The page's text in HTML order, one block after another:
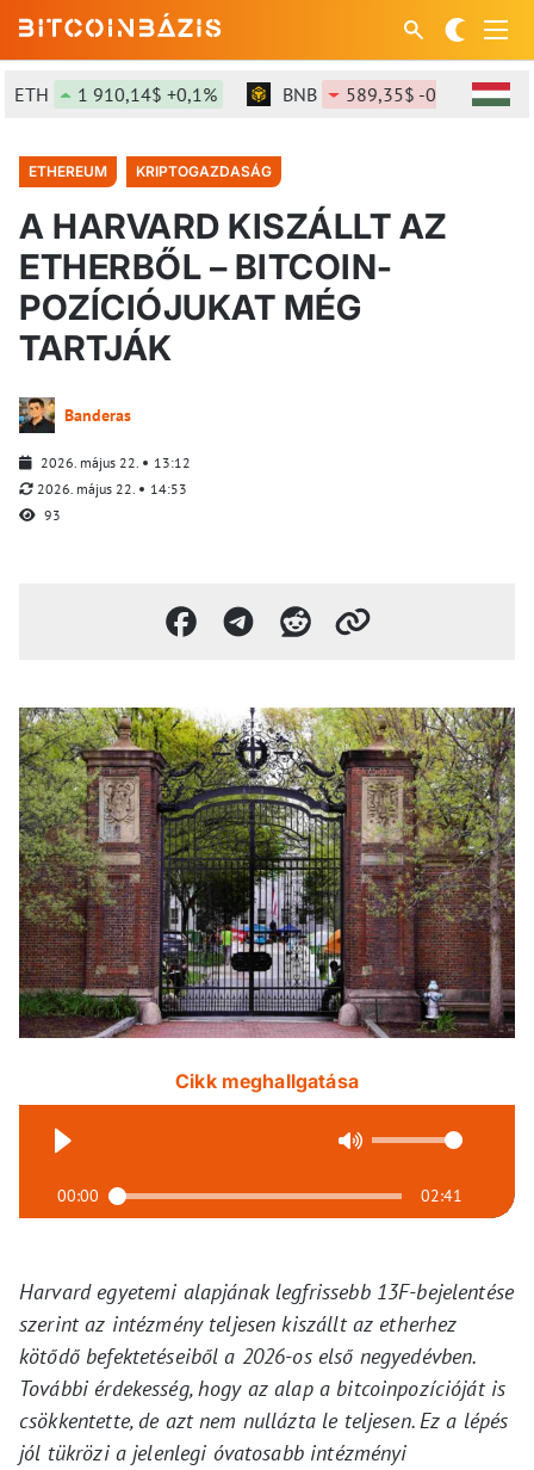
1 910,14$ +0,1% BNB 589,35$ -0,88%
ETHEREUM KRIPTOGAZDASÁG
A HARVARD KISZÁLLT AZ
ETHERBŐL – BITCOIN-
POZÍCIÓJUKAT MÉG
TARTJÁK
Banderas
2026. május 22.
13:12
2026. május 22.
14:53
93
Cikk meghallgatása
00:00 02:41
Harvard egyetemi alapjának legfrissebb 13F-bejelentése
szerint az intézmény teljesen kiszállt az etherhez
kötődő befektetéseiből a 2026-os első negyedévben.
További érdekesség, hogy az alap a bitcoinpozícióját is
csökkentette, de azt nem nullázta le teljesen. Ez a lépés
jól tükrözi a jelenlegi óvatosabb intézményi